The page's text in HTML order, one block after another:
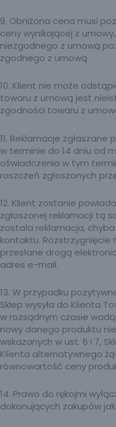
9. Obniżona cena musi
ceny wynikającej z
niezgodnego z umową
zgodnego z umową.
10. Klient nie może
towaru z umową jest
zgodności towaru z
11. Reklamacje
w terminie do 14 dniu od
oświadczenia w tym
roszczeń zgłoszonych
12. Klient zostanie
zgłoszonej reklamacji tą
została reklamacja,
kontaktu.
przesłane drogą
adres e-mail.
13. W przypadku
Sklep wysyła do Klienta
w rozsądnym czasie
nowy danego produktu
wskazanych w ust. 6 i 7,
Klienta alternatywnego
równowartość ceny
14. Prawo do rękojmi
dokonujących zakupów